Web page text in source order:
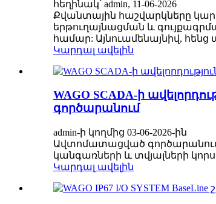
հեղինակ՝ admin, 11-06-2026
Քվանտային հաշվարկները
երթուղայնացման և
համար: Այնուամենայնիվ, հենց
Կարդալ ավելին
WAGO SCADA-ի
գործարանում
admin-ի կողմից 03-06-2026-ին
Ավտոմատացված գործարանում
կանգառների և տվյալների
Կարդալ ավելին